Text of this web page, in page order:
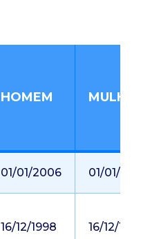
HOMEM
01/01/2006 01/01/
16/12/1998 16/12/